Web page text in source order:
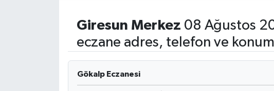
Giresun Merkez 08 Ağustos
eczane adres, telefon ve
Gökalp Eczanesi